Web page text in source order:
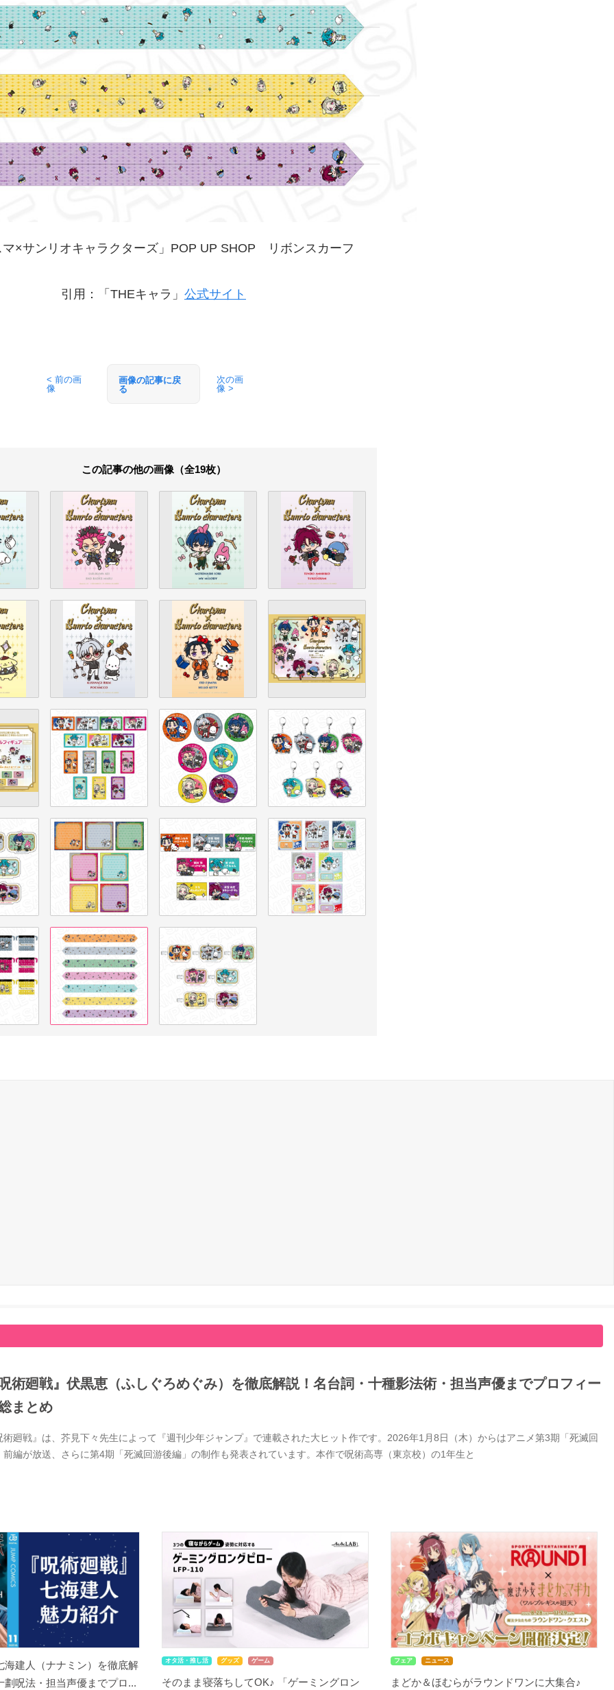
マ×サンリオキャラクターズ」POP UP SHOP リボンスカーフ
引用：「THEキャラ」 公式サイト
< 前の画
像
画像の記事に戻
る
次の画
像 >
この記事の他の画像（全19枚）
術廻戦』伏黒恵（ふしぐろめぐみ）を徹底解説！名台詞・十種影法術・担当声優までプロフィー
まとめ
術廻戦』は、芥見下々先生によって『週刊少年ジャンプ』で連載された大ヒット作です。2026年1月8日（木）からはアニメ第3期「死滅回
前編が放送、さらに第4期「死滅回游後編」の制作も発表されています。本作で呪術高専（東京校）の1年生と
海建人（ナナミン）を徹底解
劃呪法・担当声優までプロ...
オタ活・推し活 グッズ ゲーム
そのまま寝落ちしてOK♪ 「ゲーミングロン
フェア ニュース
まどか＆ほむらがラウンドワンに大集合♪